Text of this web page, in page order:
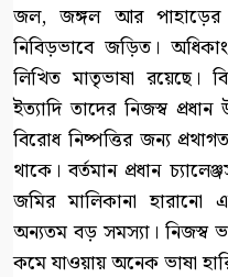
জল, জঙ্গল আর পাহাড়ের
নিবিড়ভাবে জড়িত।
লিখিত মাতৃভাষা রয়েছে।
ইত্যাদি তাদের নিজস্ব
বিরোধ নিষ্পত্তির জন্য
থাকে। বর্তমান প্রধান
জমির মালিকানা হারানো
অন্যতম বড় সমস্যা। নিজস্ব
কমে যাওয়ায় অনেক ভাষা